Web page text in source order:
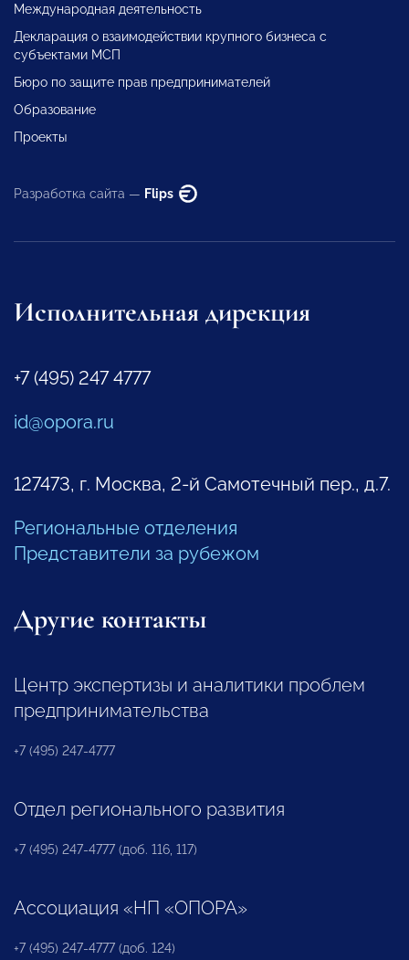
Международная деятельность
Декларация о взаимодействии крупного бизнеса с
субъектами МСП
Бюро по защите прав предпринимателей
Образование
Проекты
Разработка сайта — Flips
Исполнительная дирекция
+7 (495) 247 4777
id@opora.ru
127473, г. Москва, 2-й Самотечный пер., д.7.
Региональные отделения
Представители за рубежом
Другие контакты
Центр экспертизы и аналитики проблем
предпринимательства
+7 (495) 247-4777
Отдел регионального развития
+7 (495) 247-4777 (доб. 116, 117)
Ассоциация «НП «ОПОРА»
+7 (495) 247-4777 (доб. 124)